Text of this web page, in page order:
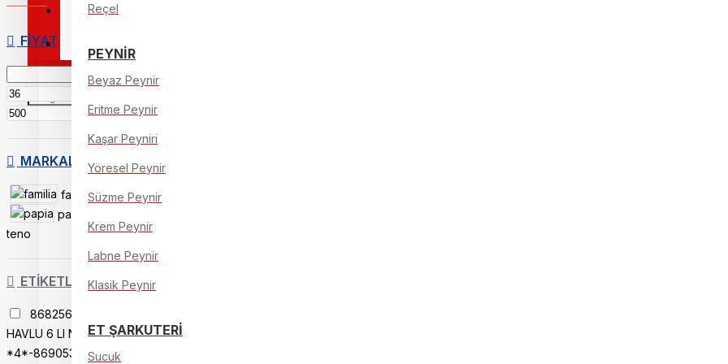
ANNE & BEBEK
PET SHOP
Reçel
PEYNİR
Beyaz Peynir
Eritme Peynir
Kaşar Peyniri
Yöresel Peynir
Süzme Peynir
Krem Peynir
Labne Peynir
Klasik Peynir
ET ŞARKUTERİ
Sucuk
FIYAT
MARKALAR
familia
flodex
papia
teno
ETIKETLER
8682560441046
HAVLU 6 LI NATURAL
*4*-8690536026159